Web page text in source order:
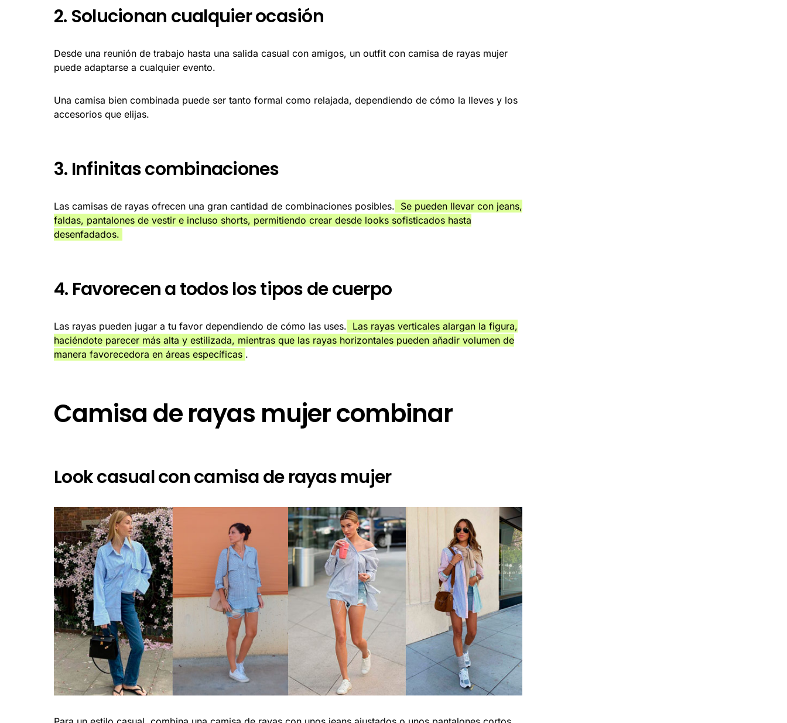
2. Solucionan cualquier ocasión
Desde una reunión de trabajo hasta una salida casual con amigos, un outfit con camisa de rayas mujer
puede adaptarse a cualquier evento.
Una camisa bien combinada puede ser tanto formal como relajada, dependiendo de cómo la lleves y los
accesorios que elijas.
3. Infinitas combinaciones
Las camisas de rayas ofrecen una gran cantidad de combinaciones posibles. Se pueden llevar con jeans,
faldas, pantalones de vestir e incluso shorts, permitiendo crear desde looks sofisticados hasta
desenfadados.
4. Favorecen a todos los tipos de cuerpo
Las rayas pueden jugar a tu favor dependiendo de cómo las uses. Las rayas verticales alargan la figura,
haciéndote parecer más alta y estilizada, mientras que las rayas horizontales pueden añadir volumen de
manera favorecedora en áreas específicas .
Camisa de rayas mujer combinar
Look casual con camisa de rayas mujer